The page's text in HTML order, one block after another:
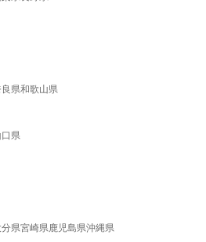
県和歌山県
口県
分県宮崎県鹿児島県沖縄県